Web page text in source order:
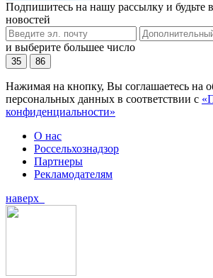
Подпишитесь на нашу рассылку и будьте
новостей
и выберите большее число
35 86
Нажимая на кнопку, Вы соглашаетесь на
персональных данных в соответствии с
конфиденциальности»
О нас
Россельхознадзор
Партнеры
Рекламодателям
наверх